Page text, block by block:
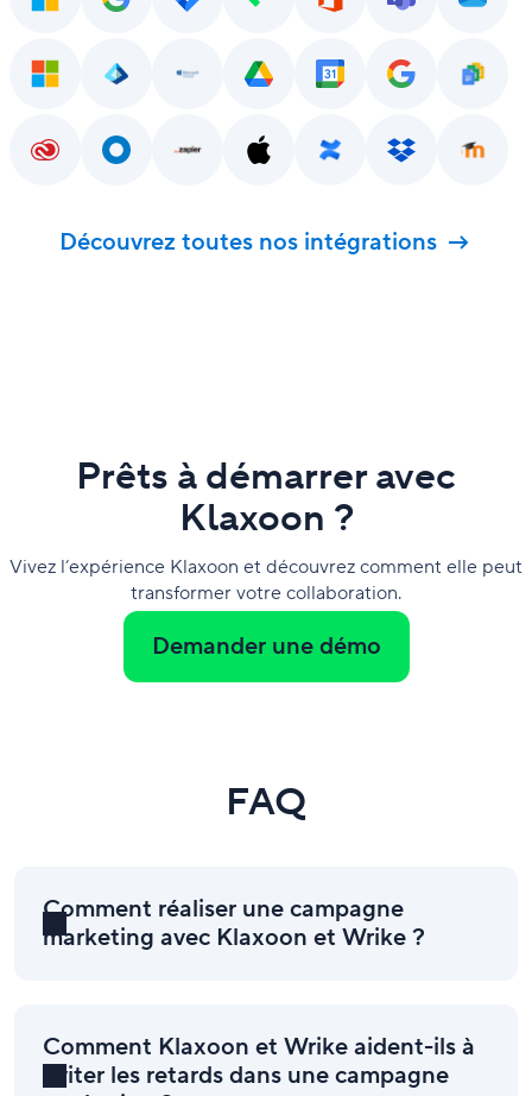
Découvrez toutes nos intégrations
Prêts à démarrer avec
Klaxoon ?
Vivez l’expérience Klaxoon et découvrez comment elle peut
transformer votre collaboration.
Demander une démo
FAQ
Comment réaliser une campagne
marketing avec Klaxoon et Wrike ?
Comment Klaxoon et Wrike aident-ils à
éviter les retards dans une campagne